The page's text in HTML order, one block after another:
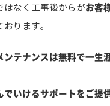
はなく工事後からがお客
ります。
ンテナンスは無料で一生
でいけるサポートをご提